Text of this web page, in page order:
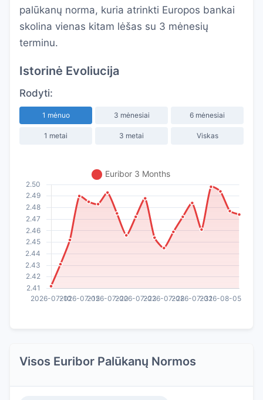
palūkanų norma, kuria atrinkti Europos bankai
skolina vienas kitam lėšas su 3 mėnesių
terminu.
Istorinė Evoliucija
Rodyti:
1 mėnuo 3 mėnesiai 6 mėnesiai
1 metai 3 metai Viskas
Visos Euribor Palūkanų Normos